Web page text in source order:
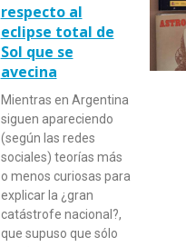
respecto al
eclipse total de
Sol que se
avecina
Mientras en Argentina
siguen apareciendo
(según las redes
sociales) teorías más
o menos curiosas para
explicar la ¿gran
catástrofe nacional?,
que supuso que sólo